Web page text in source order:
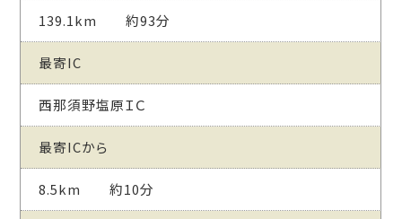
139.1km 約93分
最寄IC
西那須野塩原ＩＣ
最寄ICから
8.5km 約10分